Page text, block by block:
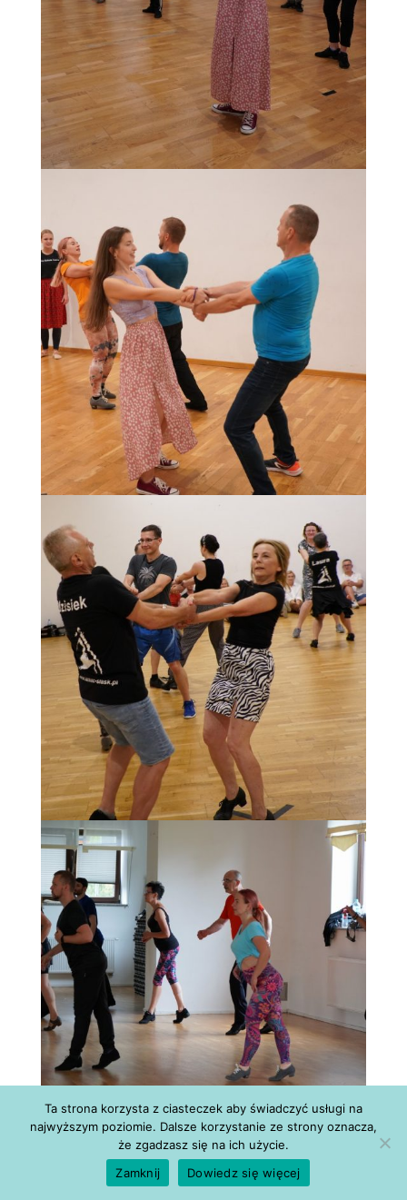
Ta strona korzysta z ciasteczek aby świadczyć usługi na
najwyższym poziomie. Dalsze korzystanie ze strony oznacza,
że zgadzasz się na ich użycie.
Zamknij
Dowiedz się więcej